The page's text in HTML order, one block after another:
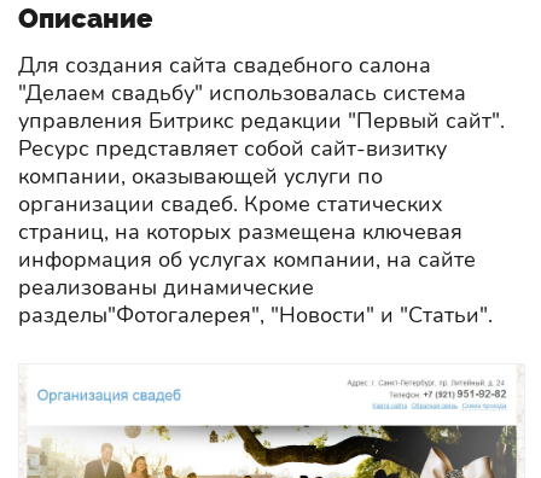
Описание
Для создания сайта свадебного салона
"Делаем свадьбу" использовалась система
управления Битрикс редакции "Первый сайт".
Ресурс представляет собой сайт-визитку
компании, оказывающей услуги по
организации свадеб. Кроме статических
страниц, на которых размещена ключевая
информация об услугах компании, на сайте
реализованы динамические
разделы"Фотогалерея", "Новости" и "Статьи".